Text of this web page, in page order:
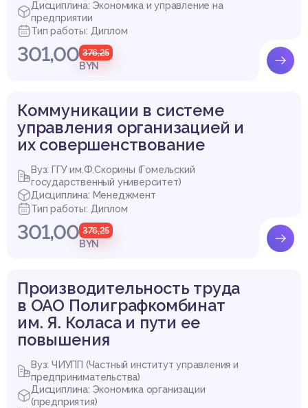
Дисциплина: Экономика и управление на
предприятии
Тип работы: Диплом
301,00 376,25
BYN
Коммуникации в системе
управления организацией и
их совершенствование
Вуз: ГГУ им.Ф.Скорины (Гомельский
государственный университет)
Дисциплина: Менеджмент
Тип работы: Диплом
301,00 376,25
BYN
Производительность труда
в ОАО Полиграфкомбинат
им. Я. Коласа и пути ее
повышения
Вуз: ЧИУПП (Частный институт управления и
предпринимательства)
Дисциплина: Экономика организации
(предприятия)